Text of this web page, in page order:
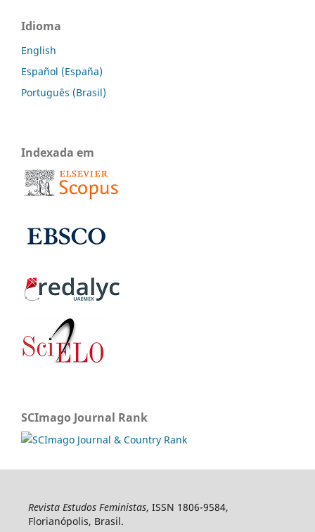
Idioma
English
Español (España)
Português (Brasil)
Indexada em
SCImago Journal Rank
Revista Estudos Feministas, ISSN 1806-9584,
Florianópolis, Brasil.